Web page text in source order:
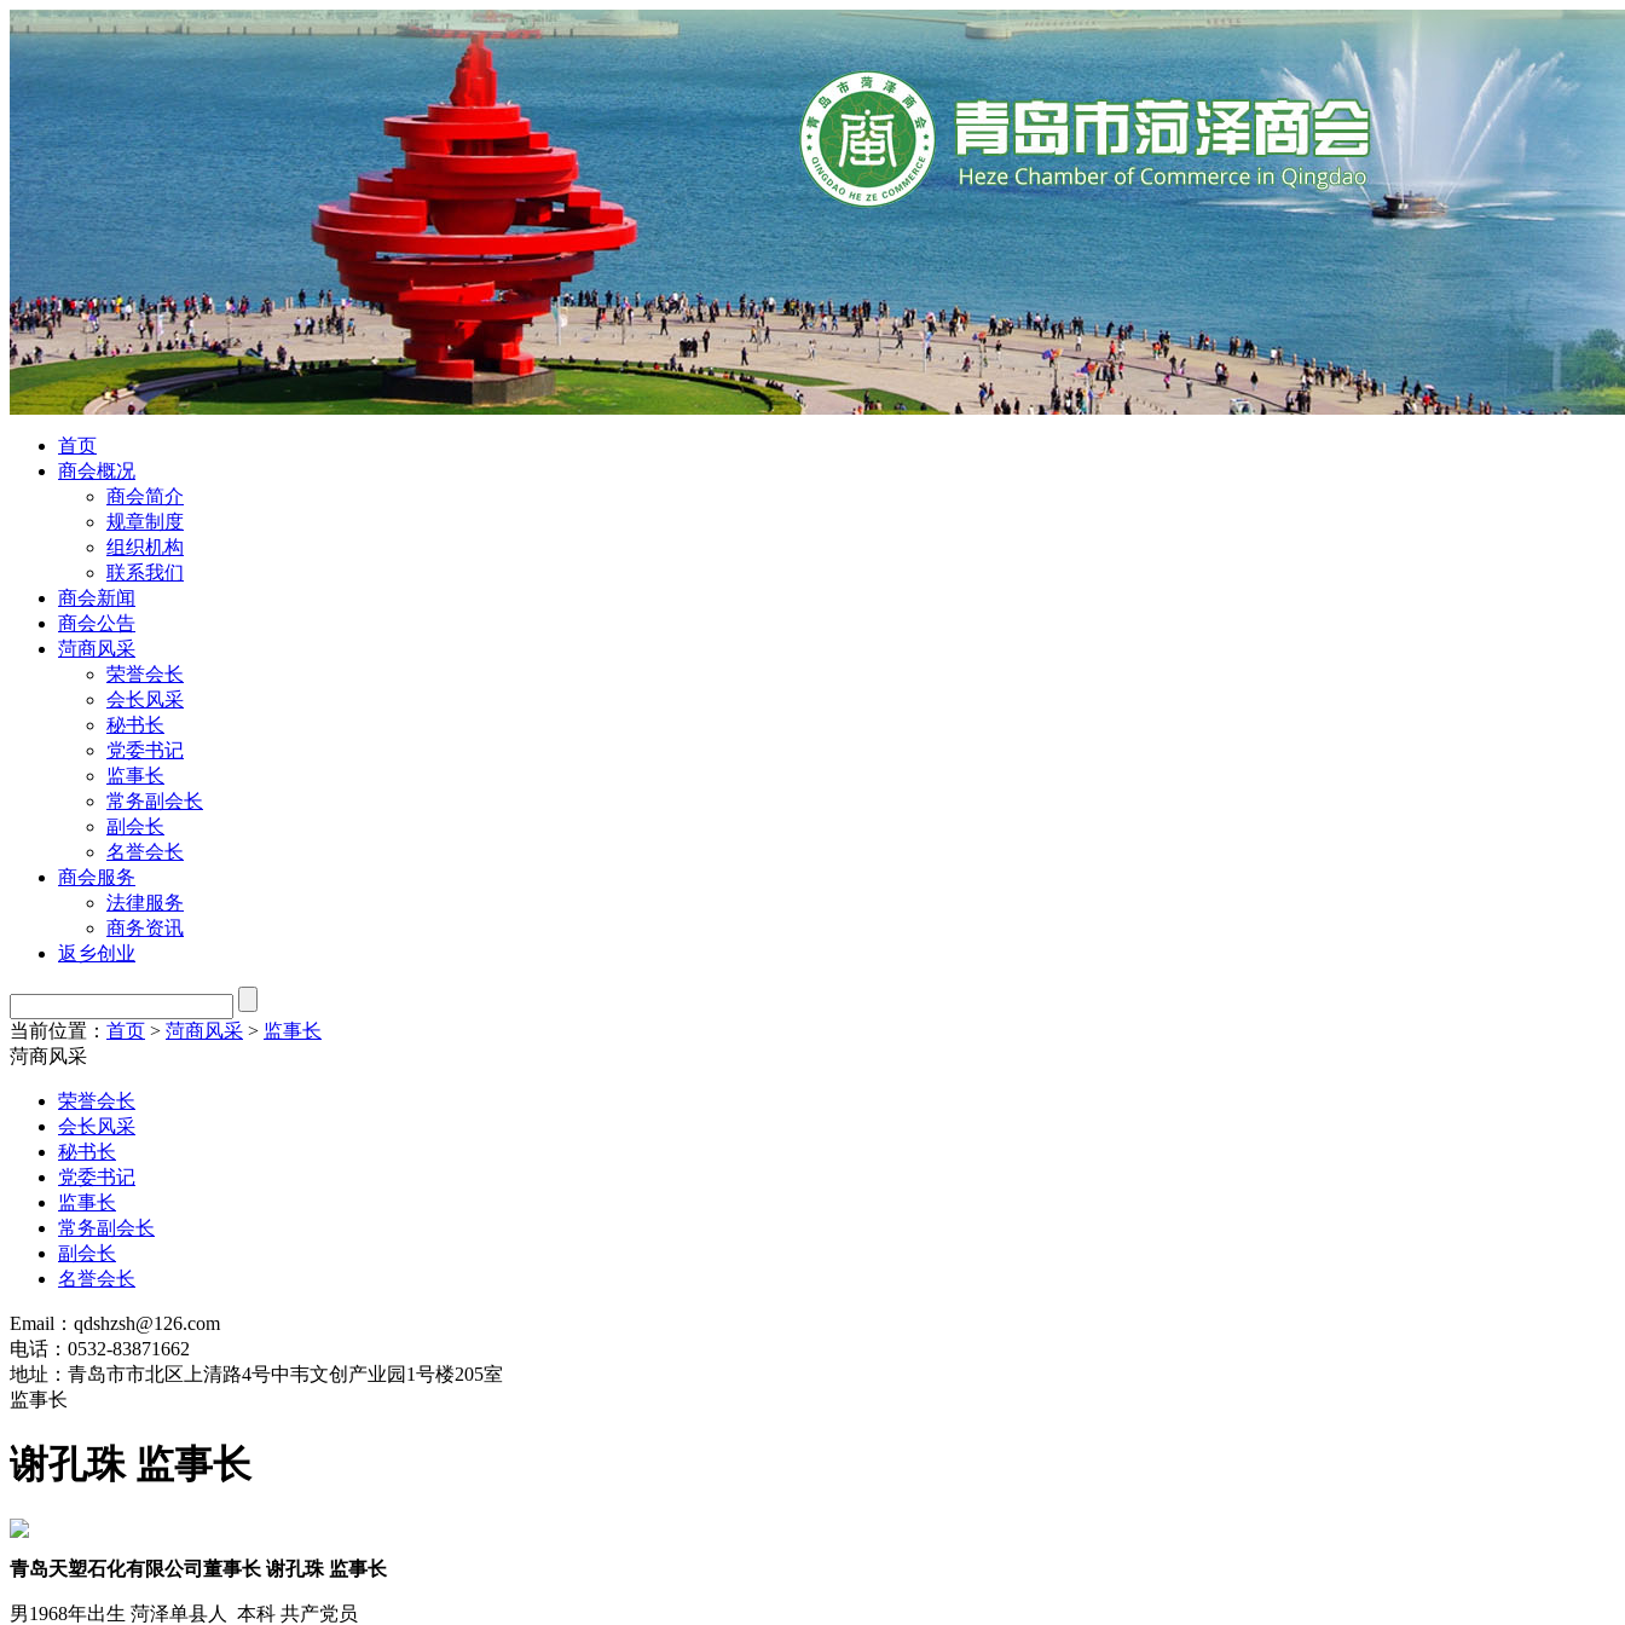
首页
商会概况
商会简介
规章制度
组织机构
联系我们
商会新闻
商会公告
菏商风采
荣誉会长
会长风采
秘书长
党委书记
监事长
常务副会长
副会长
名誉会长
商会服务
法律服务
商务资讯
返乡创业
当前位置： 首页 > 菏商风采 > 监事长
菏商风采
荣誉会长
会长风采
秘书长
党委书记
监事长
常务副会长
副会长
名誉会长
Email：qdshzsh@126.com
电话：0532-83871662
地址：青岛市市北区上清路4号中韦文创产业园1号楼205室
监事长
谢孔珠 监事长
青岛天塑石化有限公司董事长 谢孔珠 监事长
男1968年出生 菏泽单县人 本科 共产党员